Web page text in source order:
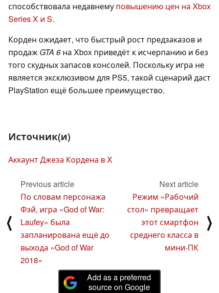
способствовала недавнему повышению цен на Xbox
Series X и S.
Корден ожидает, что быстрый рост предзаказов и
продаж GTA 6 на Xbox приведёт к исчерпанию и без
того скудных запасов консолей. Поскольку игра не
является эксклюзивом для PS5, такой сценарий даст
PlayStation ещё большее преимущество.
Источник(и)
Аккаунт Джеза Кордена в X
⟨
Previous article
По словам персонажа
Фэй, игра «God of War:
Laufey» была
запланирована ещё до
выхода «God of War
2018»
Next article
Режим «Рабочий
стол» превращает
этот смартфон
среднего класса в
мини-ПК
⟩
Add as a preferred
source on Google